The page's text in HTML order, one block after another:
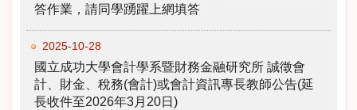
答作業，請同學踴躍上網填答
2025-10-28
國立成功大學會計學系暨財務金融研究所 誠徵會
計、財金、稅務(會計)或會計資訊專長教師公告(延
長收件至2026年3月20日)